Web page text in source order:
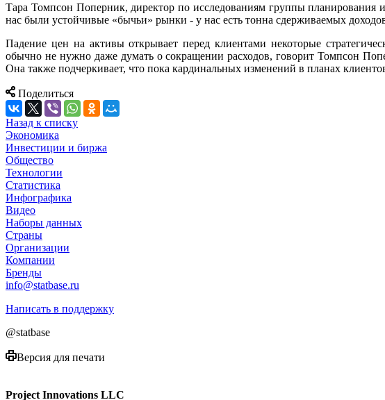
Тара Томпсон Поперник, директор по исследованиям группы планирования
нас были устойчивые «бычьи» рынки - у нас есть тонна сдерживаемых
Падение цен на активы открывает перед клиентами некоторые
обычно не нужно даже думать о сокращении расходов, говорит Томпсон
Она также подчеркивает, что пока кардинальных изменений в планах
Поделиться
Назад к списку
Экономика
Инвестиции и биржа
Общество
Технологии
Cтатистика
Инфографика
Видео
Наборы данных
Страны
Организации
Компании
Бренды
info@statbase.ru
Написать в поддержку
@statbase
Версия для печати
Project Innovations LLC